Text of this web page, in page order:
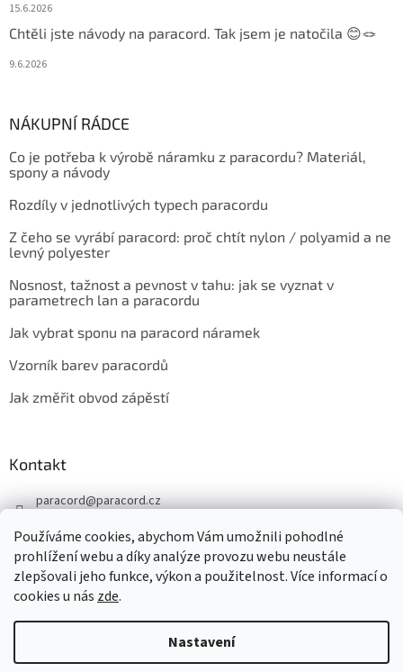
Používáme cookies, abychom Vám umožnili pohodlné
prohlížení webu a díky analýze provozu webu neustále
zlepšovali jeho funkce, výkon a použitelnost. Více informací o
cookies u nás zde.
Nastavení
15.6.2026
Chtěli jste návody na paracord. Tak jsem je natočila 😊🪢
9.6.2026
NÁKUPNÍ RÁDCE
Co je potřeba k výrobě náramku z paracordu? Materiál,
spony a návody
Rozdíly v jednotlivých typech paracordu
Z čeho se vyrábí paracord: proč chtít nylon / polyamid a ne
levný polyester
Nosnost, tažnost a pevnost v tahu: jak se vyznat v
parametrech lan a paracordu
Jak vybrat sponu na paracord náramek
Vzorník barev paracordů
Jak změřit obvod zápěstí
Kontakt
paracord@paracord.cz
+420 603 230 467
Sledujte nás také na facebooku
paracord.cz
Vytvořil Shoptet